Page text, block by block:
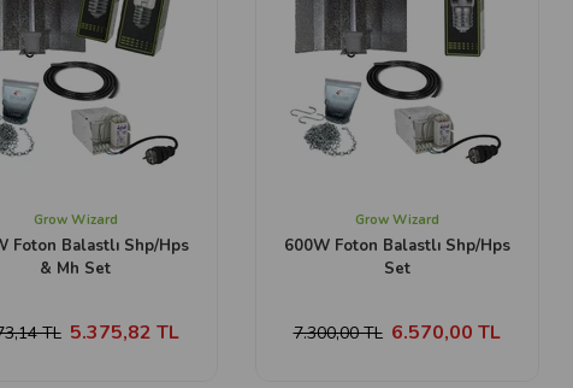
Grow Wizard
Foton Balastlı Shp/Hps
& Mh Set
5.375,82 TL
TL
Grow Wizard
600W Foton Balastlı Shp/Hps
Set
6.570,00 TL
7.300,00 TL